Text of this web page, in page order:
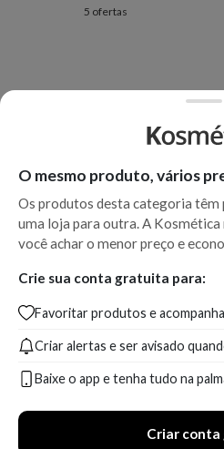
5 ofertas
O mesmo produto, vários
Os produtos desta categoria têm
uma loja para outra. A Kosmética
você achar o menor preço e
Crie sua conta gratuita para:
Favoritar produtos e
Criar alertas e ser avisado
Baixe o app e tenha tudo na
Criar